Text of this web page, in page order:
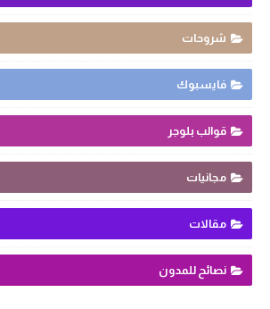
شروحات
فايسبوك
قوالب بلوجر
مجانيات
مقالات
نصائح للمدون